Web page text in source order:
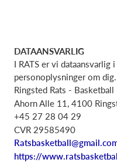
DATAANSVARLIG
I RATS er vi dataansvarlig
personoplysninger om dig.
Ringsted Rats - Basketball
Ahorn Alle 11, 4100
+45 27 28 04 29
CVR 29585490
https://